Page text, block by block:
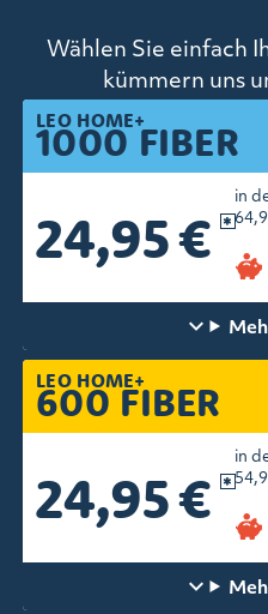
Wählen Sie einfach
kümmern uns
LEO HOME+
600 FIBER
24,95 €
in
LEO HOME+
1000 FIBER
24,95 €
in